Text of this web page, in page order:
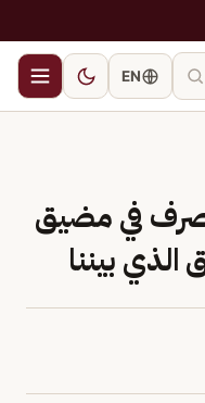
EN
في مضيق
بيننا